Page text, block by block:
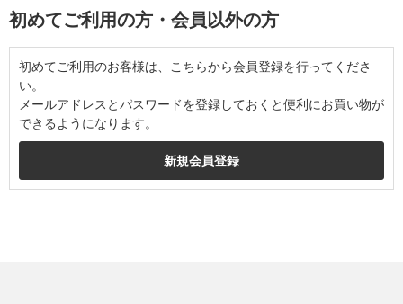
初めてご利用の方・会員以外の方
初めてご利用のお客様は、こちらから会員登録を行ってくださ
い。
メールアドレスとパスワードを登録しておくと便利にお買い物が
できるようになります。